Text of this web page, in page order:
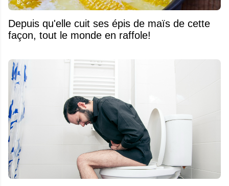
Depuis qu'elle cuit ses épis de maïs de cette
façon, tout le monde en raffole!